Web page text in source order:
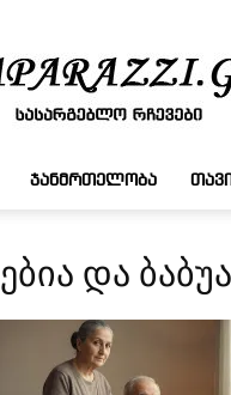
რჩევები
ᲯᲐᲜᲛᲠᲗᲔᲚᲝᲑᲐ
და ბაბუა